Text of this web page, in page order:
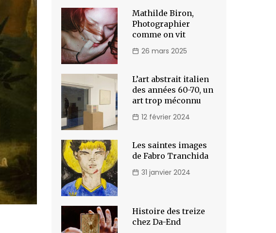
Mathilde Biron,
Photographier
comme on vit
26 mars 2025
L’art abstrait italien
des années 60-70, un
art trop méconnu
12 février 2024
Les saintes images
de Fabro Tranchida
31 janvier 2024
Histoire des treize
chez Da-End